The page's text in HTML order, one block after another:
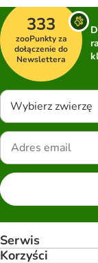
333
zooPunkty za
dołączenie do
Newslettera
Wybierz zwierzę
Serwis
Korzyści